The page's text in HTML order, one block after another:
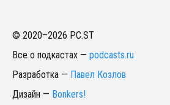
© 2020–2026 PC.ST
Все о подкастах — podcasts.ru
Разработка — Павел Козлов
Дизайн — Bonkers!